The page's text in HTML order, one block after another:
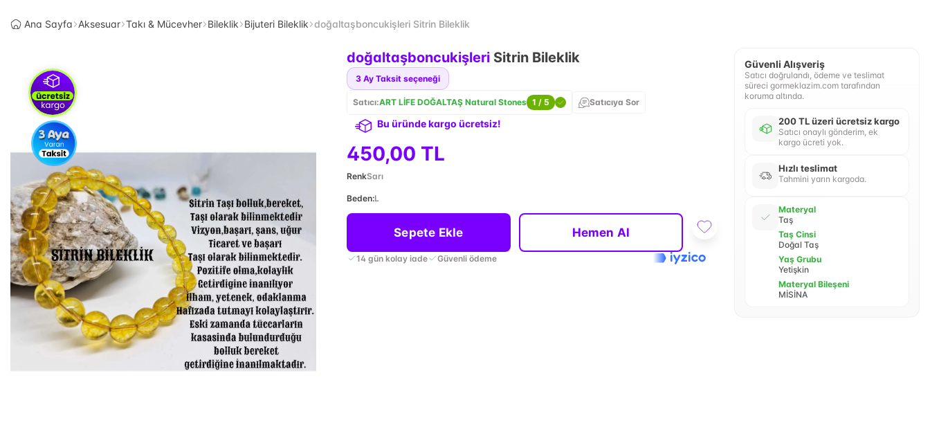
Ana Sayfa Aksesuar Takı & Mücevher Bileklik Bijuteri Bileklik doğaltaşboncukişleri Sitrin Bileklik
doğaltaşboncukişleri Sitrin Bileklik
3 Ay Taksit seçeneği
Satıcı:ART LİFE DOĞALTAŞ Natural Stones 1 / 5 Satıcıya Sor
Bu üründe kargo ücretsiz!
450,00 TL
RenkSarı
Beden:L
Sepete Ekle Hemen Al
14 gün kolay iade Güvenli ödeme
Güvenli Alışveriş
Satıcı doğrulandı, ödeme ve teslimat
süreci gormeklazim.com tarafından
koruma altında.
200 TL üzeri ücretsiz kargo
Satıcı onaylı gönderim, ek
kargo ücreti yok.
Hızlı teslimat
Tahmini yarın kargoda.
Materyal
Taş
Taş Cinsi
Doğal Taş
Yaş Grubu
Yetişkin
Materyal Bileşeni
MİSİNA